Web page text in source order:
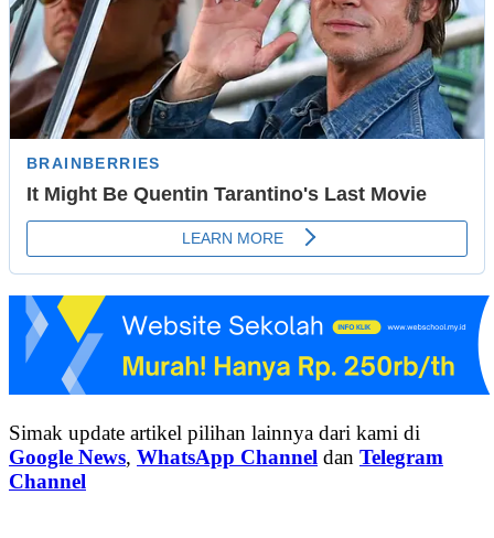
Simak update artikel pilihan lainnya dari kami di
Google News, WhatsApp Channel dan Telegram
Channel